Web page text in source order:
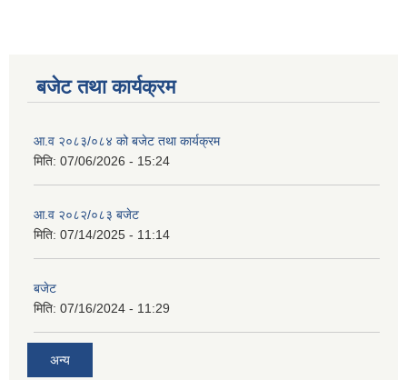
बजेट तथा कार्यक्रम
आ.व २०८३/०८४ को बजेट तथा कार्यक्रम
मिति: 07/06/2026 - 15:24
आ.व २०८२/०८३ बजेट
मिति: 07/14/2025 - 11:14
बजेट
मिति: 07/16/2024 - 11:29
अन्य